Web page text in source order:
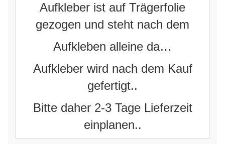
Aufkleber ist auf Trägerfolie
gezogen und steht nach dem
Aufkleben alleine da…
Aufkleber wird nach dem Kauf
gefertigt..
Bitte daher 2-3 Tage Lieferzeit
einplanen..